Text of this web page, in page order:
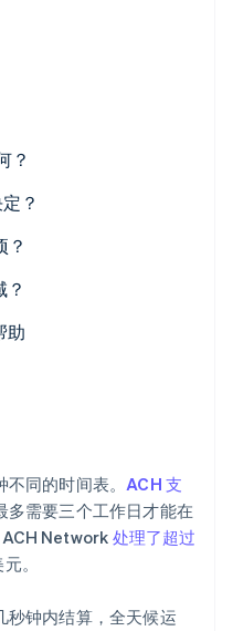
AI 构建经济基础设施。
？
？
？
助
不同的时间表。ACH 支
多需要三个工作日才能在
Network 处理了超过
。
秒钟内结算，全天候运